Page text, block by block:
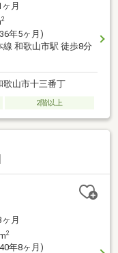
ヶ月
2
年5ヶ月)
線 和歌山市駅 徒歩8分
歌山市十三番丁
2階以上
ヶ月
2
年8ヶ月)